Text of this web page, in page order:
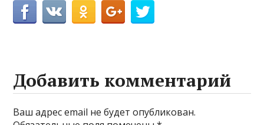
Добавить комментарий
Ваш адрес email не будет опубликован.